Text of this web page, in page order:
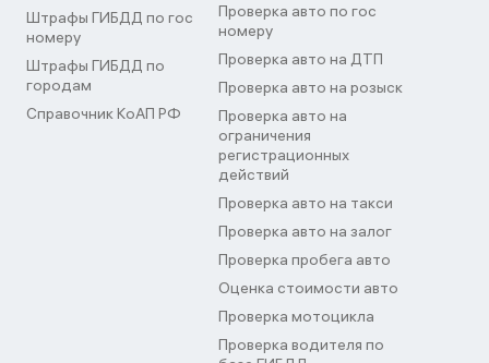
Штрафы ГИБДД по гос
номеру
Штрафы ГИБДД по
городам
Справочник КоАП РФ
Проверка авто по гос
номеру
Проверка авто на ДТП
Проверка авто на розыск
Проверка авто на
ограничения
регистрационных
действий
Проверка авто на такси
Проверка авто на залог
Проверка пробега авто
Оценка стоимости авто
Проверка мотоцикла
Проверка водителя по